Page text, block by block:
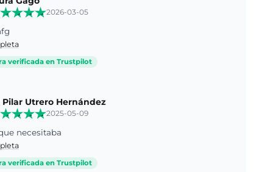
2026-03-05
verificada en Trustpilot
Pilar Utrero Hernández
2025-05-09
necesitaba
verificada en Trustpilot